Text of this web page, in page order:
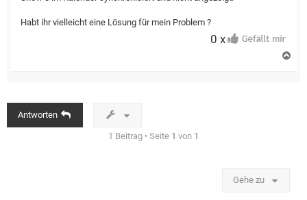
Habt ihr vielleicht eine Lösung für mein Problem ?
0 x
Antworten
1 Beitrag • Seite 1 von 1
Gehe zu